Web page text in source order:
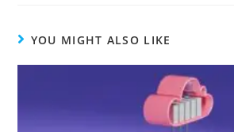
YOU MIGHT ALSO LIKE